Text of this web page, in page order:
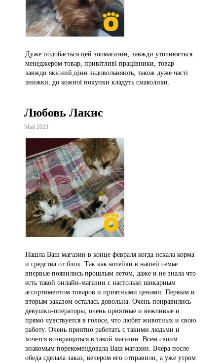
Дуже подобається цей зоомагазин, завжди уточнюється
менеджером товар, привітливі працівники, товар
завжди якісний,ціни задовольняють, також дуже часті
знижки, до кожної покупки кладуть смаколики.
Любовь Лакис
Май 2023
Нашла Ваш магазин в конце февраля когда искала корма
и средства от блох. Так как котейки в нашей семье
впервые появились прошлым летом, даже и не знала что
есть такой онлайн-магазин с настолько шикарным
ассортиментом товаров и приятными ценами. Первым и
вторым заказом осталась довольна. Очень понравились
девушки-операторы, очень приятные и вежливые и
прямо чувствуется в голосе, что любят животных и свою
работу. Очень приятно работать с такими людьми и
хочется возвращаться в такой магазин. Всем своим
знакомым порекомендовала Ваш магазин. Вчера после
обеда сделала заказ, вечером его отправили, а уже утром